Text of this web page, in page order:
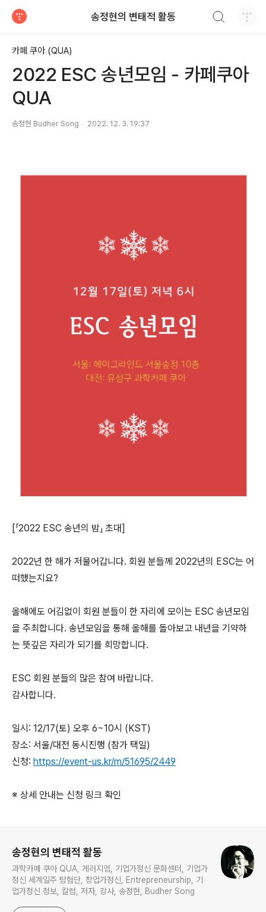
송정현의 변태적 활동
카페 쿠아 (QUA)
2022 ESC 송년모임 - 카페쿠아
QUA
송정현 Budher Song 2022. 12. 3. 19:37
[「2022 ESC 송년의 밤」 초대]
2022년 한 해가 저물어갑니다. 회원 분들께 2022년의 ESC는 어
떠했는지요?
올해에도 어김없이 회원 분들이 한 자리에 모이는 ESC 송년모임
을 주최합니다. 송년모임을 통해 올해를 돌아보고 내년을 기약하
는 뜻깊은 자리가 되기를 희망합니다.
ESC 회원 분들의 많은 참여 바랍니다.
감사합니다.
일시: 12/17(토) 오후 6~10시 (KST)
장소: 서울/대전 동시진행 (참가 택일)
신청: https://event-us.kr/m/51695/2449
※ 상세 안내는 신청 링크 확인
송정현의 변태적 활동
과학카페 쿠아 QUA, 게러지엠, 기업가정신 문화센터, 기업가
정신 세계일주 탐험단, 창업가정신, Entrepreneurship, 기
업가정신 정보, 칼럼, 저자, 강사, 송정현, Budher Song